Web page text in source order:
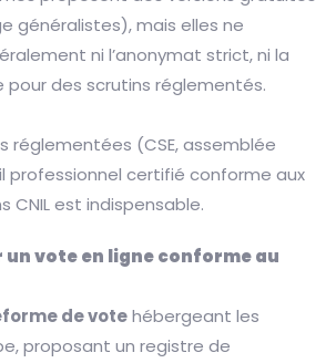
généralistes), mais elles ne
ni l’anonymat strict, ni la
des scrutins réglementés.
réglementées (CSE, assemblée
professionnel certifié conforme aux
CNIL est indispensable.
un vote en ligne conforme au
de votehébergeant les
proposant un registre de